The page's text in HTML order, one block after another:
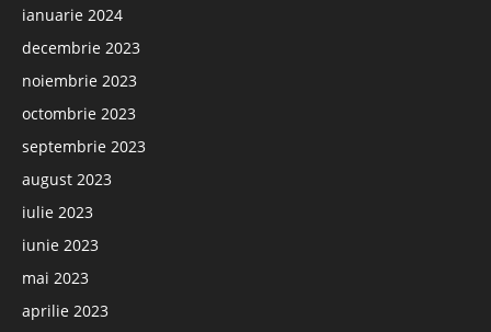
ianuarie 2024
decembrie 2023
noiembrie 2023
octombrie 2023
septembrie 2023
august 2023
iulie 2023
iunie 2023
mai 2023
aprilie 2023